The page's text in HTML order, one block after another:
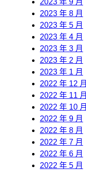
2023 年 8 月
2023 年 5 月
2023 年 4 月
2023 年 3 月
2023 年 2 月
2023 年 1 月
2022 年 12 月
2022 年 11 月
2022 年 10 月
2022 年 9 月
2022 年 8 月
2022 年 7 月
2022 年 6 月
2022 年 5 月